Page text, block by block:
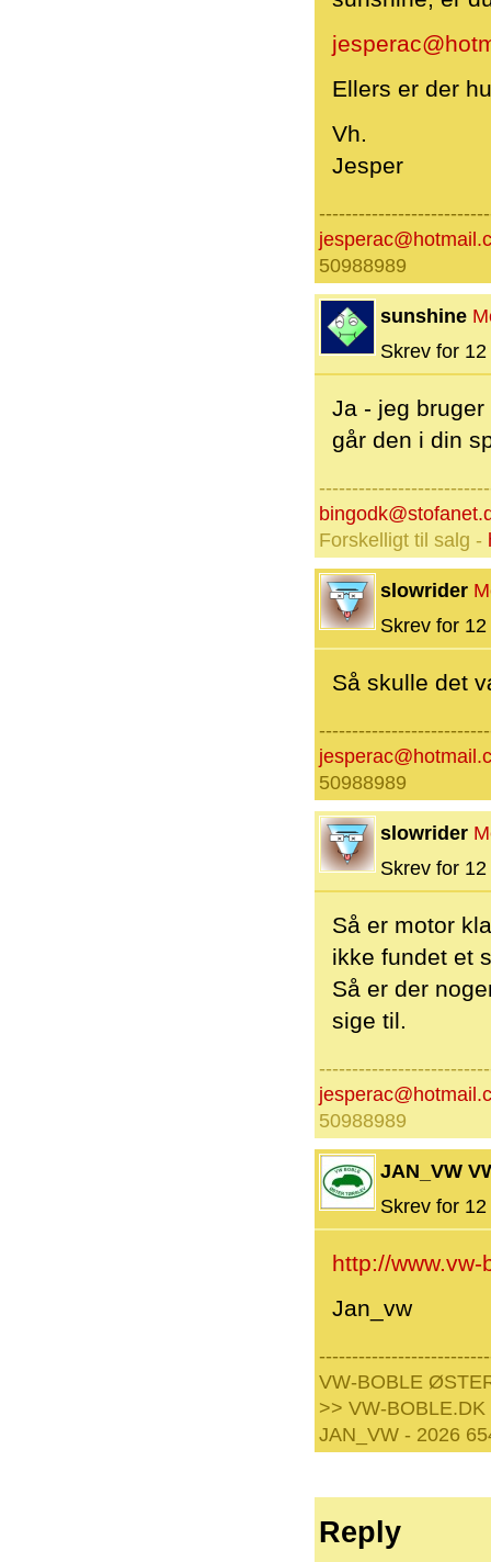
Ellers er der
Vh.
Jesper
50988989
sunshine
Skrev for
Ja - jeg
går den i din
Forskelligt til salg -
slowrider
Skrev for
Så skulle det
50988989
slowrider
Skrev for
Så er motor
ikke fundet et
Så er der
sige til.
50988989
JAN_VW
Skrev for
http://
Jan_vw
VW-BOBLE
>> VW-
JAN_VW - 2026
Reply